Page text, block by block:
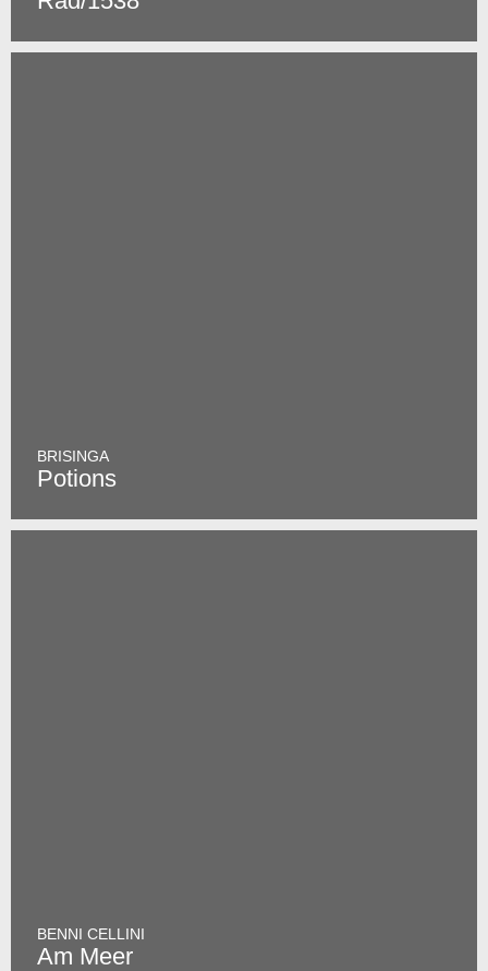
BRISINGA
Potions
BENNI CELLINI
Am Meer